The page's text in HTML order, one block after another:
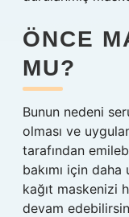
ÖNCE
MU?
Bunun nedeni
olması ve
tarafından
bakımı için
kağıt maskenizi
devam